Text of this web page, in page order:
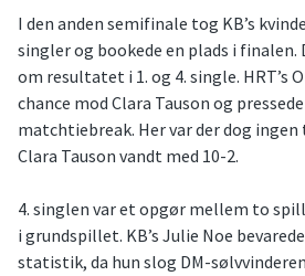
I den anden semifinale tog KB’s
singler og bookede en plads i finalen.
om resultatet i 1. og 4. single. HRT’s
chance mod Clara Tauson og
matchtiebreak. Her var der dog
Clara Tauson vandt med 10-2.
4. singlen var et opgør mellem to
i grundspillet. KB’s Julie Noe
statistik, da hun slog DM-